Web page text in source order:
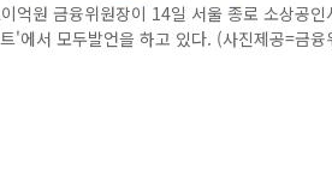
억원 금융위원장이 14일 서울 종로 소상공
'에서 모두발언을 하고 있다. (사진제공=금융